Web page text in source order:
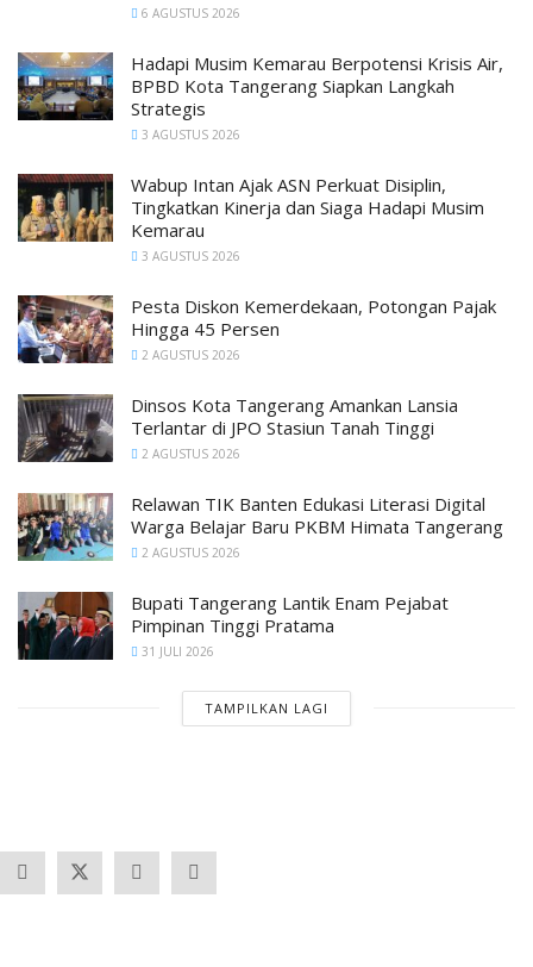
6 AGUSTUS 2026
Hadapi Musim Kemarau Berpotensi Krisis Air,
BPBD Kota Tangerang Siapkan Langkah
Strategis
3 AGUSTUS 2026
Wabup Intan Ajak ASN Perkuat Disiplin,
Tingkatkan Kinerja dan Siaga Hadapi Musim
Kemarau
3 AGUSTUS 2026
Pesta Diskon Kemerdekaan, Potongan Pajak
Hingga 45 Persen
2 AGUSTUS 2026
Dinsos Kota Tangerang Amankan Lansia
Terlantar di JPO Stasiun Tanah Tinggi
2 AGUSTUS 2026
Relawan TIK Banten Edukasi Literasi Digital
Warga Belajar Baru PKBM Himata Tangerang
2 AGUSTUS 2026
Bupati Tangerang Lantik Enam Pejabat
Pimpinan Tinggi Pratama
31 JULI 2026
TAMPILKAN LAGI